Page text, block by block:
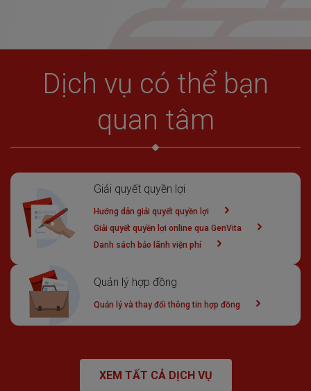
Dịch vụ có thể bạn
quan tâm
Giải quyết quyền lợi
Hướng dẫn giải quyết quyền lợi
Giải quyết quyền lợi online qua GenVita
Danh sách bảo lãnh viện phí
Quản lý hợp đồng
Quản lý và thay đổi thông tin hợp đồng
XEM TẤT CẢ DỊCH VỤ